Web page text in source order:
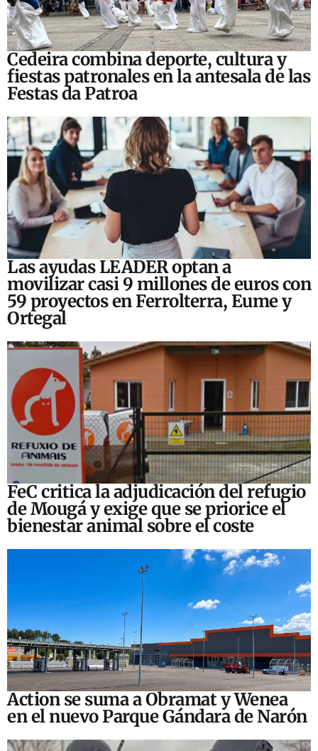
Cedeira combina deporte, cultura y
fiestas patronales en la antesala de las
Festas da Patroa
Las ayudas LEADER optan a
movilizar casi 9 millones de euros con
59 proyectos en Ferrolterra, Eume y
Ortegal
FeC critica la adjudicación del refugio
de Mougá y exige que se priorice el
bienestar animal sobre el coste
Action se suma a Obramat y Wenea
en el nuevo Parque Gándara de Narón